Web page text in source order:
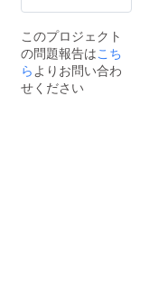
このプロジェクト
の問題報告はこち
ら よりお問い合わ
せください